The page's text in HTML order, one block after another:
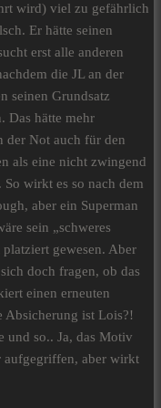
wird) viel zu gefährlich
Er hätte seinen
erst alle anderen
die JL an der
seinen Grundsatz
Das hätte mehr
der Not auch für den
als eine nicht zwingend
wirkt es so nach dem
aber ein Superman
sein „schweres
gewesen. Aber
doch fragen, ob das
einen erneuten
Absicherung ist Lois?!
und so.. Ja, das Motiv
aufgegriffen, aber wirkt